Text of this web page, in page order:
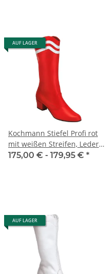
AUF LAGER
Kochmann Stiefel Profi rot
mit weißen Streifen, Leder
(Modell 06)
175,00 € - 179,95 € *
AUF LAGER